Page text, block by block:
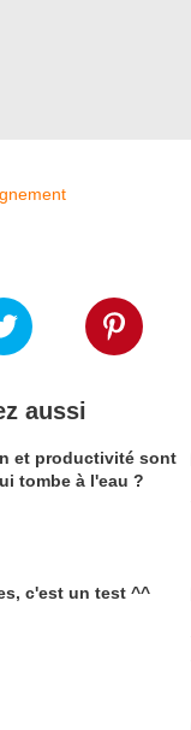
aussi
et productivité sont
tombe à l'eau ?
c'est un test ^^